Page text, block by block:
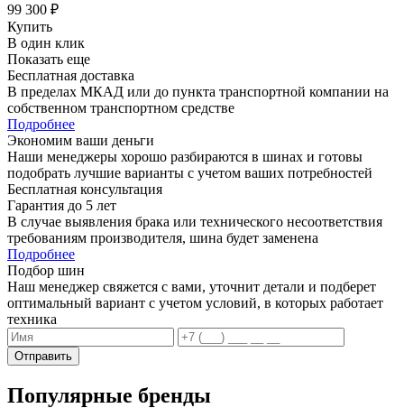
99 300 ₽
Купить
В один клик
Показать еще
Бесплатная доставка
В пределах МКАД или до пункта транспортной компании на
собственном транспортном средстве
Подробнее
Экономим ваши деньги
Наши менеджеры хорошо разбираются в шинах и готовы
подобрать лучшие варианты с учетом ваших потребностей
Бесплатная консультация
Гарантия до 5 лет
В случае выявления брака или технического несоответствия
требованиям производителя, шина будет заменена
Подробнее
Подбор шин
Наш менеджер свяжется с вами, уточнит детали и подберет
оптимальный вариант с учетом условий, в которых работает
техника
Отправить
Популярные бренды